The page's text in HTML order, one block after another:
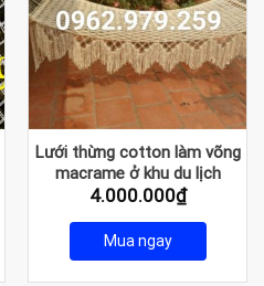
Lưới thừng cotton làm võng
macrame ở khu du lịch
4.000.000₫
Mua ngay